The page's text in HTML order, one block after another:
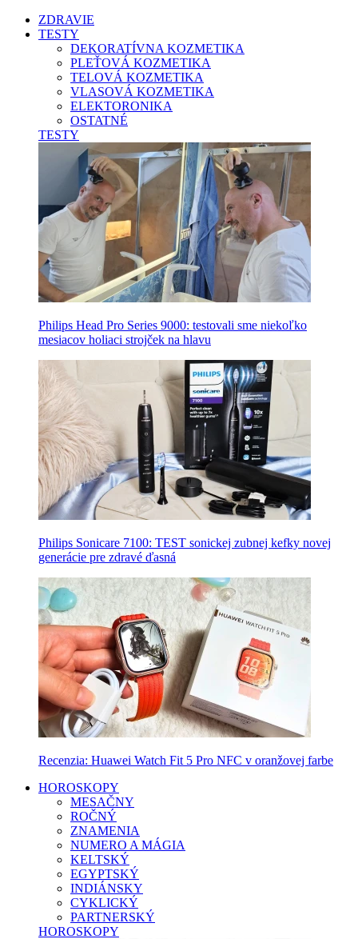
ZDRAVIE
TESTY
DEKORATÍVNA KOZMETIKA
PLEŤOVÁ KOZMETIKA
TELOVÁ KOZMETIKA
VLASOVÁ KOZMETIKA
ELEKTORONIKA
OSTATNÉ
TESTY
Philips Head Pro Series 9000: testovali sme niekoľko
mesiacov holiaci strojček na hlavu
Philips Sonicare 7100: TEST sonickej zubnej kefky novej
generácie pre zdravé ďasná
Recenzia: Huawei Watch Fit 5 Pro NFC v oranžovej farbe
HOROSKOPY
MESAČNY
ROČNÝ
ZNAMENIA
NUMERO A MÁGIA
KELTSKÝ
EGYPTSKÝ
INDIÁNSKY
CYKLICKÝ
PARTNERSKÝ
HOROSKOPY